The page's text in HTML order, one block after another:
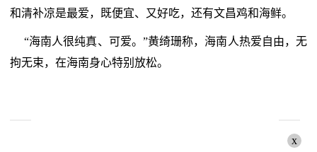
和清补凉是最爱，既便宜、又好吃，还有文昌鸡和海鲜。
“海南人很纯真、可爱。”黄绮珊称，海南人热爱自由，无
拘无束，在海南身心特别放松。
x